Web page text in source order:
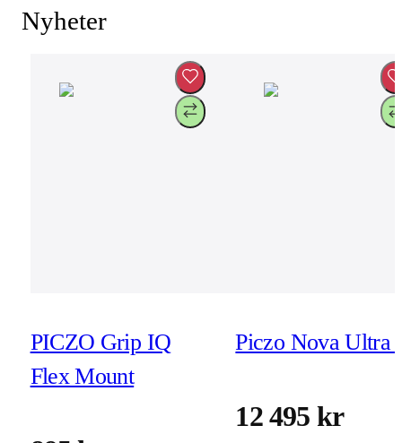
Nyheter
PICZO Grip IQ
Flex Mount
Piczo Nova Ultra
12 495 kr